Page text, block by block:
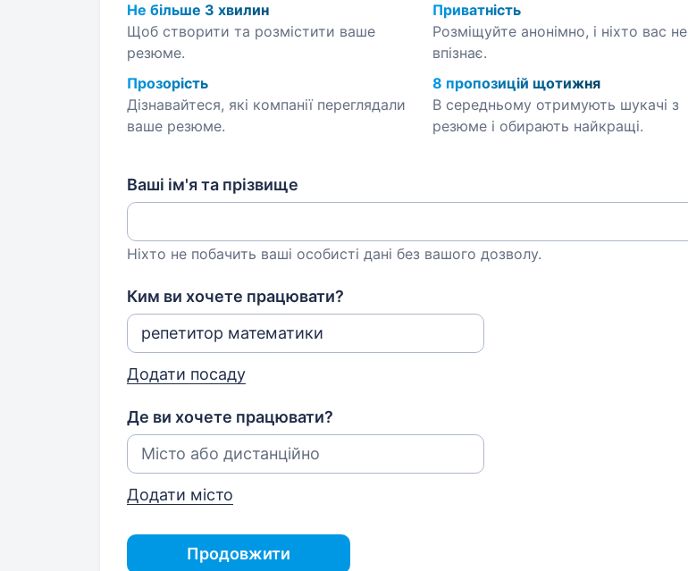
Не більше 3 хвилин
Щоб створити та розмістити ваше
резюме.
Приватність
Розміщуйте анонімно, і ніхто вас не
впізнає.
Прозорість
Дізнавайтеся, які компанії переглядали
ваше резюме.
8 пропозицій щотижня
В середньому отримують шукачі з
резюме і обирають найкращі.
Ваші ім'я та прізвище
Ніхто не побачить ваші особисті дані без вашого дозволу.
Ким ви хочете працювати?
Додати посаду
Де ви хочете працювати?
Додати місто
Продовжити